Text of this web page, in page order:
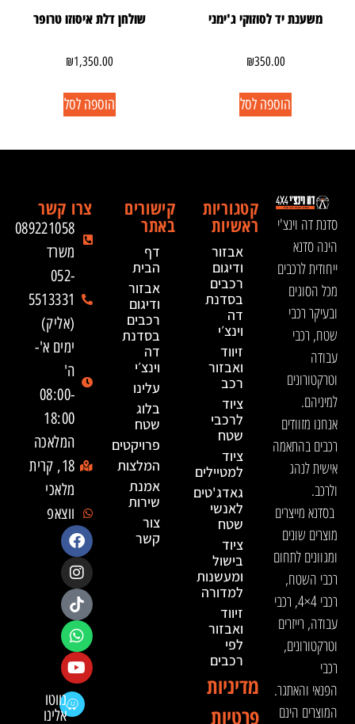
משענת יד לסוזוקי ג'ימני
₪350.00
הוספה לסל
שולחן דלת איסוזו טרופר
₪1,350.00
הוספה לסל
סדנת דה וינצ'י
הינה סדנא
ייחודית לרכבים
מכל הסוגים
ובעיקר רכבי
שטח, רכבי
עבודה
וטרקטורונים
למיניהם.
אנחנו מזוודים
רכבים בהתאמה
אישית לנהג
ולרכב.
בסדנא מייצרים
מוצרים שונים
ומגוונים לתחום
רכבי השטח,
רכבי 4×4, רכבי
עבודה, רייזרים
וטרקטורונים,
רכבי
הפנאי והאתגר.
המוצרים הינם
קטגוריות
ראשיות
אבזור
ודיגום
רכבים
בסדנת
דה
וינצ׳י
זיווד
ואבזור
רכב
ציוד
לרכבי
שטח
ציוד
למטיילים
גאדג'טים
לאנשי
שטח
ציוד
בישול
ומעשנות
למדורה
זיווד
ואבזור
לפי
רכבים
מדיניות
פרטיות
קישורים
באתר
דף
הבית
אבזור
ודיגום
רכבים
בסדנת
דה
וינצ׳י
עלינו
בלוג
שטח
פרויקטים
המלצות
אמנת
שירות
צור
קשר
צרו קשר
089221058
משרד
052-
5513331
(אליק)
ימים א'-
ה'
08:00-
18:00
המלאכה
18, קרית
מלאכי
ווצאפ
נווטו
אלינו